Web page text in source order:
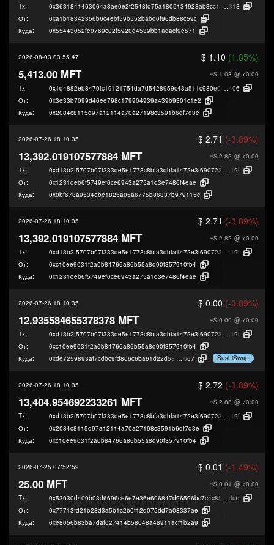
Tx: 0x3631841463064a8ae0e2f2548fd75a1806134928ab3cc11aa34b5c53216a0
318
От:
0xa1b18342356b6c4ebf59b552babd0f96db88c59c
Куда:
0x55443052fe0769c02f5920d4539bb1adacf9e571
2026-08-03 03:55:47 $ 1.10 (1.85%)
~$ 1.08 @ <0.00
5,413.00 MFT
Tx: 0x1d4882eb8470fc19121754da7d5428959c43a511c980e0b2a1a95a4594efa
406
От:
0x3e33b7099d46ee798c179904939a439b9301c1e2
Куда:
0x2084c8115d97a12114a70a27198c3591b6df7d3e
2026-07-26 18:10:35 $ 2.71 (-3.89%)
~$ 2.82 @ <0.00
13,392.019107577884 MFT
Tx: 0xd13b2f5707b07f333de5e1773c8bfa3dbfa1472e3f690723fa530497fe0cc
19f
От:
0x1231deb6f5749ef6ce6943a275a1d3e7486f4eae
Куда:
0x0bf678a9534ebe1825a05a6775b86837b979115c
2026-07-26 18:10:35 $ 2.71 (-3.89%)
~$ 2.82 @ <0.00
13,392.019107577884 MFT
Tx: 0xd13b2f5707b07f333de5e1773c8bfa3dbfa1472e3f690723fa530497fe0cc
19f
От:
0xc10ee9031f2a0b84766a86b55a8d90f357910fb4
Куда:
0x1231deb6f5749ef6ce6943a275a1d3e7486f4eae
2026-07-26 18:10:35 $ 0.00 (-3.89%)
~$ 0.00 @ <0.00
12.935584655378378 MFT
Tx: 0xd13b2f5707b07f333de5e1773c8bfa3dbfa1472e3f690723fa530497fe0cc
19f
От:
0xc10ee9031f2a0b84766a86b55a8d90f357910fb4
Куда:
0xde7259893af7cdbc9fd806c6ba61d22d581d5667 SushiSwap
2026-07-26 18:10:35 $ 2.72 (-3.89%)
~$ 2.83 @ <0.00
13,404.954692233261 MFT
Tx: 0xd13b2f5707b07f333de5e1773c8bfa3dbfa1472e3f690723fa530497fe0cc
19f
От:
0x2084c8115d97a12114a70a27198c3591b6df7d3e
Куда:
0xc10ee9031f2a0b84766a86b55a8d90f357910fb4
2026-07-25 07:52:59 $ 0.01 (-1.49%)
~$ 0.01 @ <0.00
25.00 MFT
Tx:
ddd
От:
0x77713fd21b28d3a5b1c2b0f12d075dd7a08337ae
Куда:
0xe8056b83ba7daf027414b58048a48911acf1b2a9